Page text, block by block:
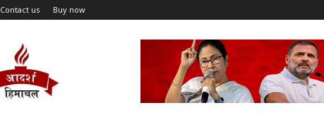
Contact us Buy now